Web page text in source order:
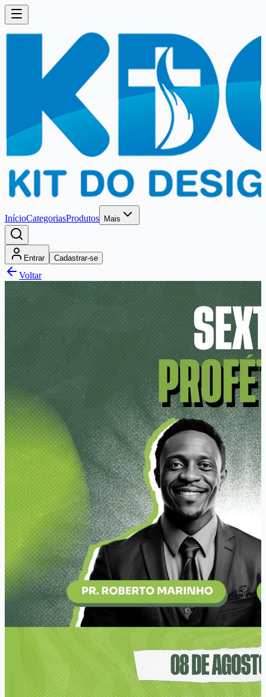
InícioCategoriasProdutos Mais
Entrar Cadastrar-se
Voltar